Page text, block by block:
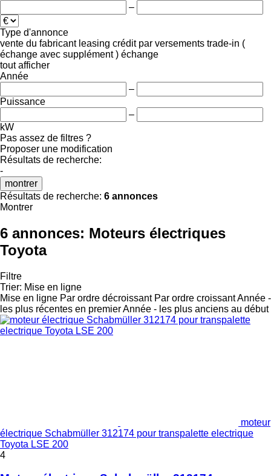
–
Type d'annonce
vente du fabricant leasing crédit par versements trade-in (
échange avec supplément ) échange
tout afficher
Année
–
Puissance
–
kW
Pas assez de filtres ?
Proposer une modification
Résultats de recherche:
-
montrer
Résultats de recherche: 6 annonces
Montrer
6 annonces: Moteurs électriques
Toyota
Filtre
Trier: Mise en ligne
Mise en ligne Par ordre décroissant Par ordre croissantAnnée -
les plus récentes en premierAnnée - les plus anciens au début
moteur
électrique Schabmüller 312174 pour transpalette electrique
Toyota LSE 200
4